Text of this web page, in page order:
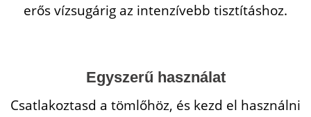
erős vízsugárig az intenzívebb tisztításhoz.
Egyszerű használat
Csatlakoztasd a tömlőhöz, és kezd el használni